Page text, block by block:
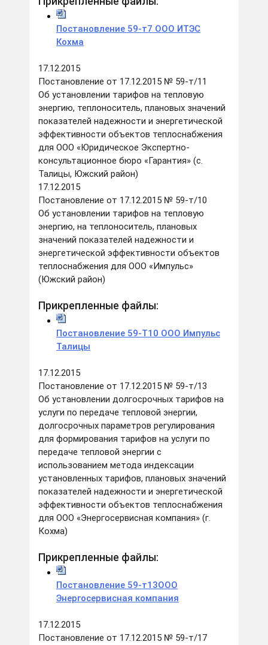
Постановление 59-т7 ООО ИТЭС
Кохма
17.12.2015
Постановление от 17.12.2015 № 59-т/11
Об установлении тарифов на тепловую
энергию, теплоноситель, плановых значений
показателей надежности и энергетической
эффективности объектов теплоснабжения
для ООО «Юридическое Экспертно-
консультационное бюро «Гарантия» (с.
Талицы, Южский район)
17.12.2015
Постановление от 17.12.2015 № 59-т/10
Об установлении тарифов на тепловую
энергию, на теплоноситель, плановых
значений показателей надежности и
энергетической эффективности объектов
теплоснабжения для ООО «Импульс»
(Южский район)
Прикрепленные файлы:
Постановление 59-Т10 ООО Импульс
Талицы
17.12.2015
Постановление от 17.12.2015 № 59-т/13
Об установлении долгосрочных тарифов на
услуги по передаче тепловой энергии,
долгосрочных параметров регулирования
для формирования тарифов на услуги по
передаче тепловой энергии с
использованием метода индексации
установленных тарифов, плановых значений
показателей надежности и энергетической
эффективности объектов теплоснабжения
для ООО «Энергосервисная компания» (г.
Кохма)
Прикрепленные файлы:
Постановление 59-т13ООО
Энергосервисная компания
17.12.2015
Постановление от 17.12.2015 № 59-т/17